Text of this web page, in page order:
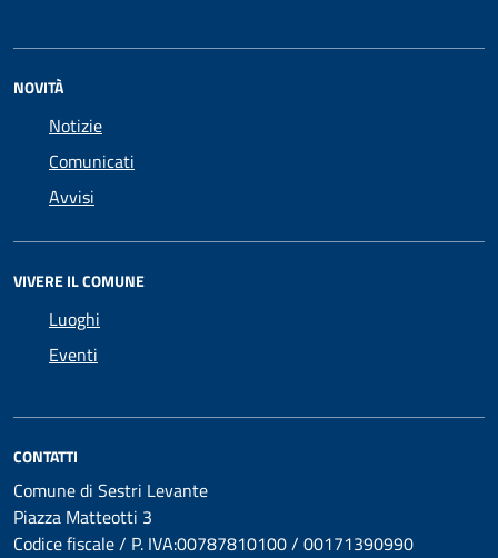
NOVITÀ
Notizie
Comunicati
Avvisi
VIVERE IL COMUNE
Luoghi
Eventi
CONTATTI
Comune di Sestri Levante
Piazza Matteotti 3
Codice fiscale / P. IVA:00787810100 / 00171390990